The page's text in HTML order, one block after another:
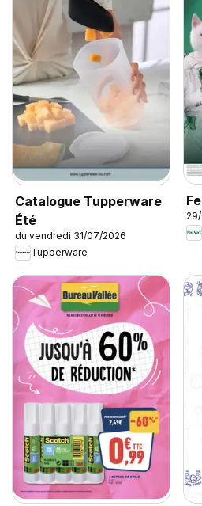
Catalogue Tupperware
Été
du vendredi 31/07/2026
Tupperware